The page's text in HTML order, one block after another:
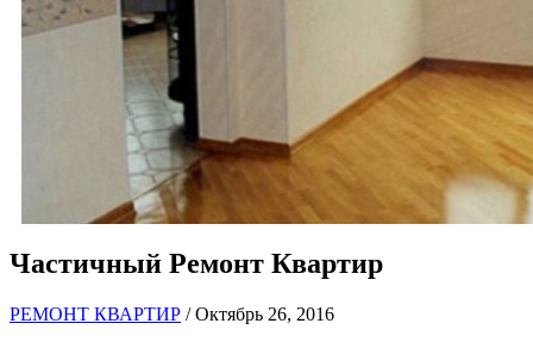
Частичный Ремонт Квартир
РЕМОНТ КВАРТИР / Октябрь 26, 2016